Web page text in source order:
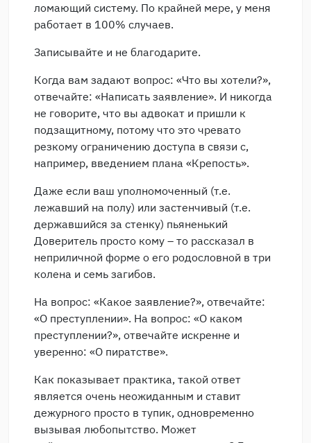
ломающий систему. По крайней мере, у меня
работает в 100% случаев.
Записывайте и не благодарите.
Когда вам задают вопрос: «Что вы хотели?»,
отвечайте: «Написать заявление». И никогда
не говорите, что вы адвокат и пришли к
подзащитному, потому что это чревато
резкому ограничению доступа в связи с,
например, введением плана «Крепость».
Даже если ваш уполномоченный (т.е.
лежавший на полу) или застенчивый (т.е.
державшийся за стенку) пьяненький
Доверитель просто кому – то рассказал в
неприличной форме о его родословной в три
колена и семь загибов.
На вопрос: «Какое заявление?», отвечайте:
«О преступлении». На вопрос: «О каком
преступлении?», отвечайте искренне и
уверенно: «О пиратстве».
Как показывает практика, такой ответ
является очень неожиданным и ставит
дежурного просто в тупик, одновременно
вызывая любопытство. Может